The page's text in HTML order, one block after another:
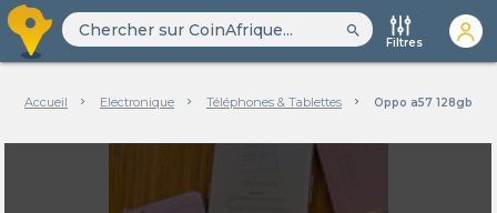
search
Filtres
Accueil Electronique Téléphones & Tablettes Oppo a57 128gb